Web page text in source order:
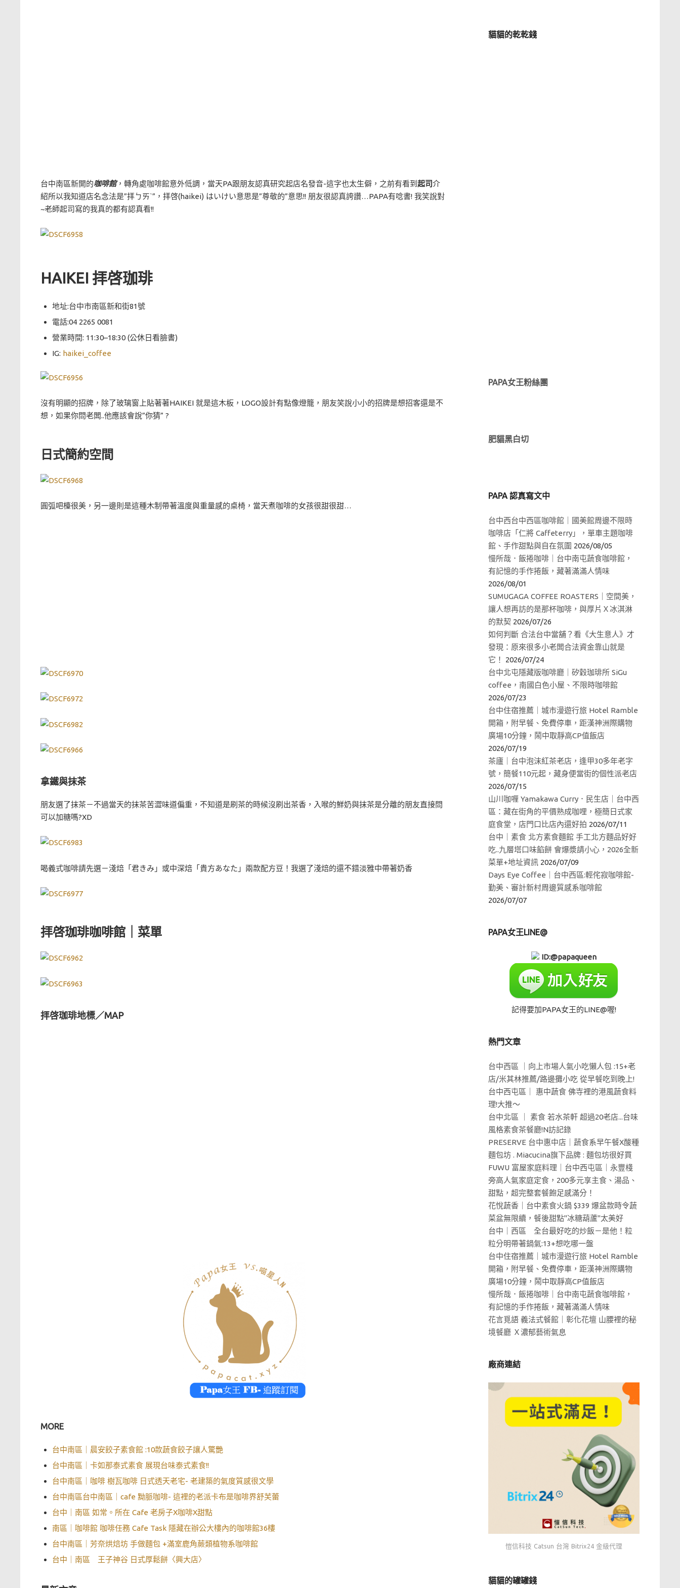
台中南區新開的咖啡館，轉角處咖啡館意外低調，當天PA跟朋友認真研究起店名發音-這字也太生僻，之前有看到 起司介
紹所以我知道店名念法是”拝ㄅㄞˋ”，拝啓(haikei) はいけい意思是”尊敬的”意思!! 朋友很認真誇讚…PAPA有唸書! 我笑說對
~老師起司寫的我真的都有認真看!!
HAIKEI 拝啓珈琲
地址:台中市南區新和街81號
電話:04 2265 0081
營業時間: 11:30–18:30 (公休日看臉書)
IG: haikei_coffee
沒有明顯的招牌，除了玻璃窗上貼著著HAIKEI 就是這木板，LOGO設計有點像燈籠，朋友笑說小小的招牌是想招客還是不
想，如果你問老闆..他應該會說”你猜” ?
日式簡約空間
圓弧吧檯很美，另一邊則是這種木制帶著溫度與重量感的桌椅，當天煮咖啡的女孩很甜很甜…
拿鐵與抹茶
朋友選了抹茶－不過當天的抹茶苦澀味道偏重，不知道是刷茶的時候沒刷出茶香，入喉的鮮奶與抹茶是分離的朋友直接問
可以加糖嗎?XD
喝義式咖啡請先選－淺焙「君きみ」或中深焙「貴方あなた」兩款配方豆！我選了淺焙的還不錯淡雅中帶著奶香
拝啓珈琲咖啡館｜菜單
拝啓珈琲地標／MAP
MORE
台中南區｜晨安餃子素食館 :10款蔬食餃子讓人驚艷
台中南區｜卡如那泰式素食 展現台味泰式素食!!
台中南區｜咖啡 樹瓦咖啡 日式透天老宅- 老建築的氣度質感很文學
台中南區台中南區｜cafe 黝脈咖啡- 這裡的老派卡布是咖啡界舒芙蕾
台中｜南區 如常。所在 Cafe 老房子X咖啡X甜點
南區｜咖啡館 咖啡任務 Cafe Task 隱藏在辦公大樓內的咖啡館36樓
台中南區｜芳奈烘焙坊 手做麵包 +滿室鹿角蕨類植物系咖啡館
台中｜南區 王子神谷 日式厚鬆餅〈興大店〉
貓貓的乾乾錢
PAPA女王粉絲團
肥貓黑白切
PAPA 認真寫文中
台中西台中西區咖啡館｜國美館周邊不限時
咖啡店「仁將 Caffeterry」，單車主題咖啡
館、手作甜點與自在氛圍 2026/08/05
慢所哉．飯捲咖啡｜台中南屯蔬食咖啡館，
有記憶的手作捲飯，藏著滿滿人情味
2026/08/01
SUMUGAGA COFFEE ROASTERS｜空間美，
讓人想再訪的是那杯咖啡，與厚片Ｘ冰淇淋
的默契 2026/07/26
如何判斷 合法台中當舖？看《大生意人》才
發現：原來很多小老闆合法資金靠山就是
它！
2026/07/24
台中北屯隱藏版咖啡廳｜矽穀珈琲所 SiGu
coffee，南國白色小屋、不限時咖啡館
2026/07/23
台中住宿推薦｜城市漫遊行旅 Hotel Ramble
開箱，附早餐、免費停車，距漢神洲際購物
廣場10分鐘，鬧中取靜高CP值飯店
2026/07/19
茶廬｜台中泡沫紅茶老店，逢甲30多年老字
號，簡餐110元起，藏身便當街的個性派老店
2026/07/15
山川咖喱 Yamakawa Curry．民生店｜台中西
區：藏在街角的平價熟成咖哩，極簡日式家
庭食堂，店門口比店內還好拍 2026/07/11
台中｜素食 北方素食麵館 手工北方麵品好好
吃..九層塔口味餡餅 會爆漿請小心，2026全新
菜單+地址資訊 2026/07/09
Days Eye Coffee｜台中西區:輕侘寂咖啡館-
勤美、審計新村周邊質感系咖啡館
2026/07/07
PAPA女王LINE@
ID:@papaqueen
記得要加PAPA女王的LINE@喔!
熱門文章
台中西區 ｜向上市場人氣小吃懶人包 :15+老
店/米其林推薦/路邊攤小吃 從早餐吃到晚上!
台中西屯區｜ 惠中蔬食 佛寺裡的港風蔬食料
理!大推～
台中北區 ｜ 素食 若水茶軒 超過20老店...台味
風格素食茶餐廳!N訪記錄
PRESERVE 台中惠中店｜蔬食系早午餐X酸種
麵包坊 . Miacucina旗下品牌 : 麵包坊很好買
FUWU 富屋家庭料理｜台中西屯區｜永豐棧
旁高人氣家庭定食，200多元享主食、湯品、
甜點，超完整套餐飽足感滿分！
花悅蔬香｜台中素食火鍋 $339 爆盆款時令蔬
菜盆無限續，餐後甜點"冰糖葫蘆"太美好
台中｜西區 全台最好吃的炒飯－是他！粒
粒分明帶著鍋氣:13+想吃哪一盤
台中住宿推薦｜城市漫遊行旅 Hotel Ramble
開箱，附早餐、免費停車，距漢神洲際購物
廣場10分鐘，鬧中取靜高CP值飯店
慢所哉．飯捲咖啡｜台中南屯蔬食咖啡館，
有記憶的手作捲飯，藏著滿滿人情味
花言覓語 義法式餐館｜彰化花壇 山腰裡的秘
境餐廳 Ｘ濃郁藝術氣息
廠商連結
愷信科技 Catsun 台灣 Bitrix24 金級代理
貓貓的罐罐錢